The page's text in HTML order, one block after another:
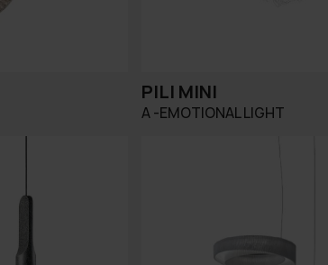
PILI MINI
A -EMOTIONAL LIGHT